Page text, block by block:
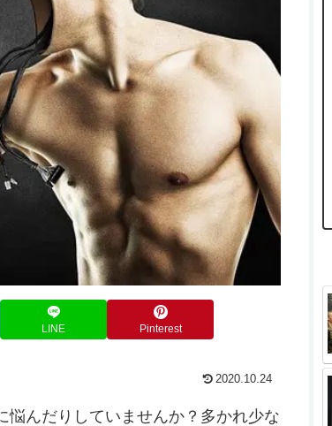
LINE Pinterest
2020.10.24
んだりしていませんか？多かれ少な